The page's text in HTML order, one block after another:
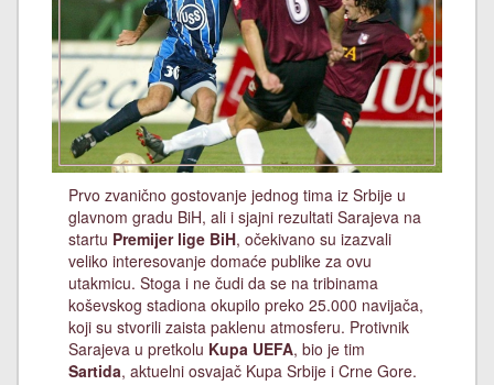
Prvo zvanično gostovanje jednog tima iz Srbije u
glavnom gradu BiH, ali i sjajni rezultati Sarajeva na
startu Premijer lige BiH, očekivano su izazvali
veliko interesovanje domaće publike za ovu
utakmicu. Stoga i ne čudi da se na tribinama
koševskog stadiona okupilo preko 25.000 navijača,
koji su stvorili zaista paklenu atmosferu. Protivnik
Sarajeva u pretkolu Kupa UEFA, bio je tim
Sartida, aktuelni osvajač Kupa Srbije i Crne Gore.